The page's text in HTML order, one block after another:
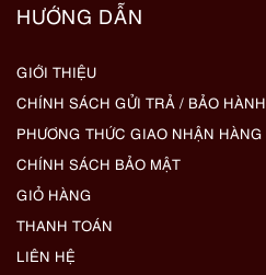
HƯỚNG DẪN
GIỚI THIỆU
CHÍNH SÁCH GỬI TRẢ / BẢO HÀNH
PHƯƠNG THỨC GIAO NHẬN HÀNG
CHÍNH SÁCH BẢO MẬT
GIỎ HÀNG
THANH TOÁN
LIÊN HỆ